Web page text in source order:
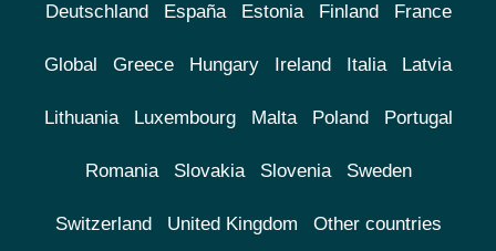
Deutschland España Estonia Finland France
Global Greece Hungary Ireland Italia Latvia
Lithuania Luxembourg Malta Poland Portugal
Romania Slovakia Slovenia Sweden
Switzerland United Kingdom Other countries